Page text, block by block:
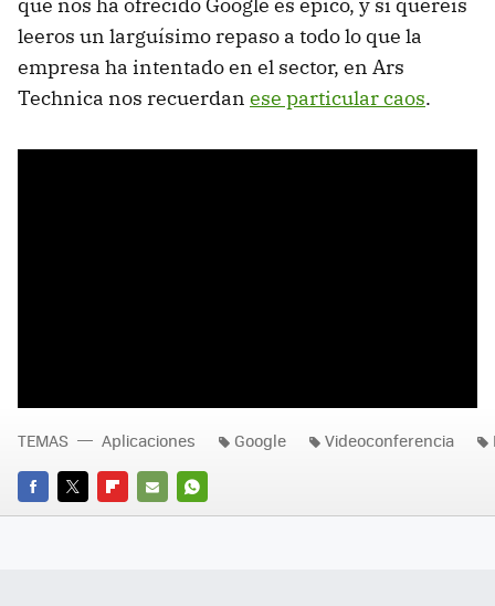
que nos ha ofrecido Google es épico, y si queréis
leeros un larguísimo repaso a todo lo que la
empresa ha intentado en el sector, en Ars
Technica nos recuerdan ese particular caos.
FACEBOOK
TWITTERFLIPBOARD
E-
WHATSAPP
TEMAS Aplicaciones Google Videoconferencia